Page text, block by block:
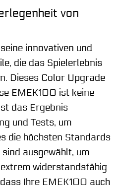
von
innovativen und
die das Spielerlebnis
Dieses Color Upgrade
EMEK100 ist keine
das Ergebnis
und Tests, um
die höchsten Standards
ausgewählt, um
widerstandsfähig
Ihre EMEK100 auch